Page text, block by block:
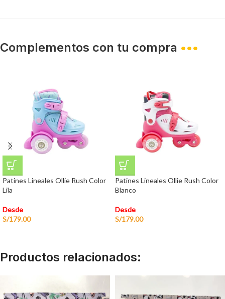
Complementos con tu compra •••
Patines Lineales Ollie Rush Color
Lila
Desde
S/179.00
Patines Lineales Ollie Rush Color
Blanco
Desde
S/179.00
Productos relacionados: